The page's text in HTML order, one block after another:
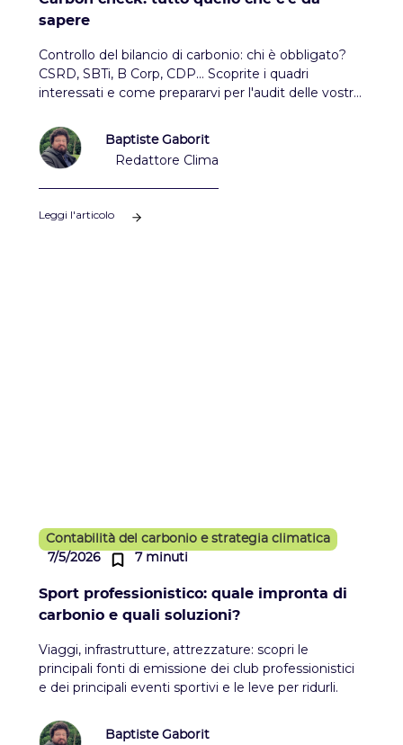
sapere
Controllo del bilancio di carbonio: chi è obbligato?
CSRD, SBTi, B Corp, CDP... Scoprite i quadri
interessati e come prepararvi per l'audit delle vostre
Baptiste Gaborit
Redattore Clima
Leggi l'articolo
Contabilità del carbonio e strategia climatica
7/5/2026
7 minuti
Sport professionistico: quale impronta di
carbonio e quali soluzioni?
Viaggi, infrastrutture, attrezzature: scopri le
principali fonti di emissione dei club professionistici
e dei principali eventi sportivi e le leve per ridurli.
Baptiste Gaborit